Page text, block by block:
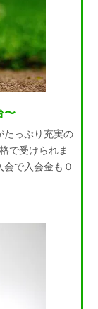
〜
たっぷり充実の
で受けられま
で入会金も０